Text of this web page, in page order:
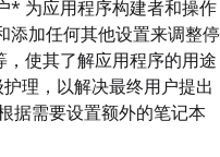
* 为应用程序构建者和操作
添加任何其他设置来调整停
使其了解应用程序的用途
理，以解决最终用户提出
据需要设置额外的笔记本